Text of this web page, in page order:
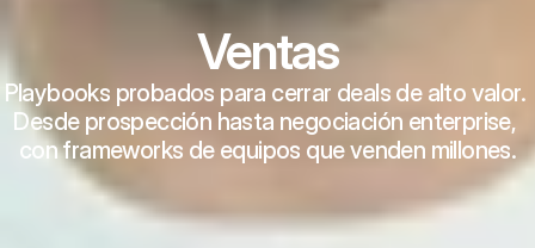
Ventas
Playbooks probados para cerrar deals de alto valor.
Desde prospección hasta negociación enterprise,
con frameworks de equipos que venden millones.